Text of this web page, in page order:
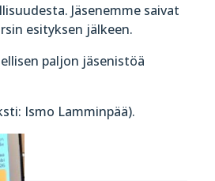
Jäsenemme saivat
esityksen jälkeen.
paljon jäsenistöä
Ismo Lamminpää).